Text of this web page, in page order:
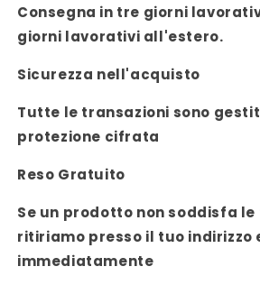
Consegna in tre giorni
giorni lavorativi all'estero.
Sicurezza nell'acquisto
Tutte le transazioni sono
protezione cifrata
Reso Gratuito
Se un prodotto non soddisfa
ritiriamo presso il tuo indirizzo
immediatamente